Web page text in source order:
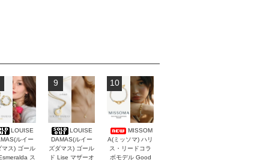
LOUISE
ルイー
マス) ゴール
ス
9
LOUISE
DAMAS(ルイー
ズダマス) ゴール
ド Lise マザーオ
10
MISSOM
A(ミッソマ) ハリ
ス・リードコラ
ボモデル Good